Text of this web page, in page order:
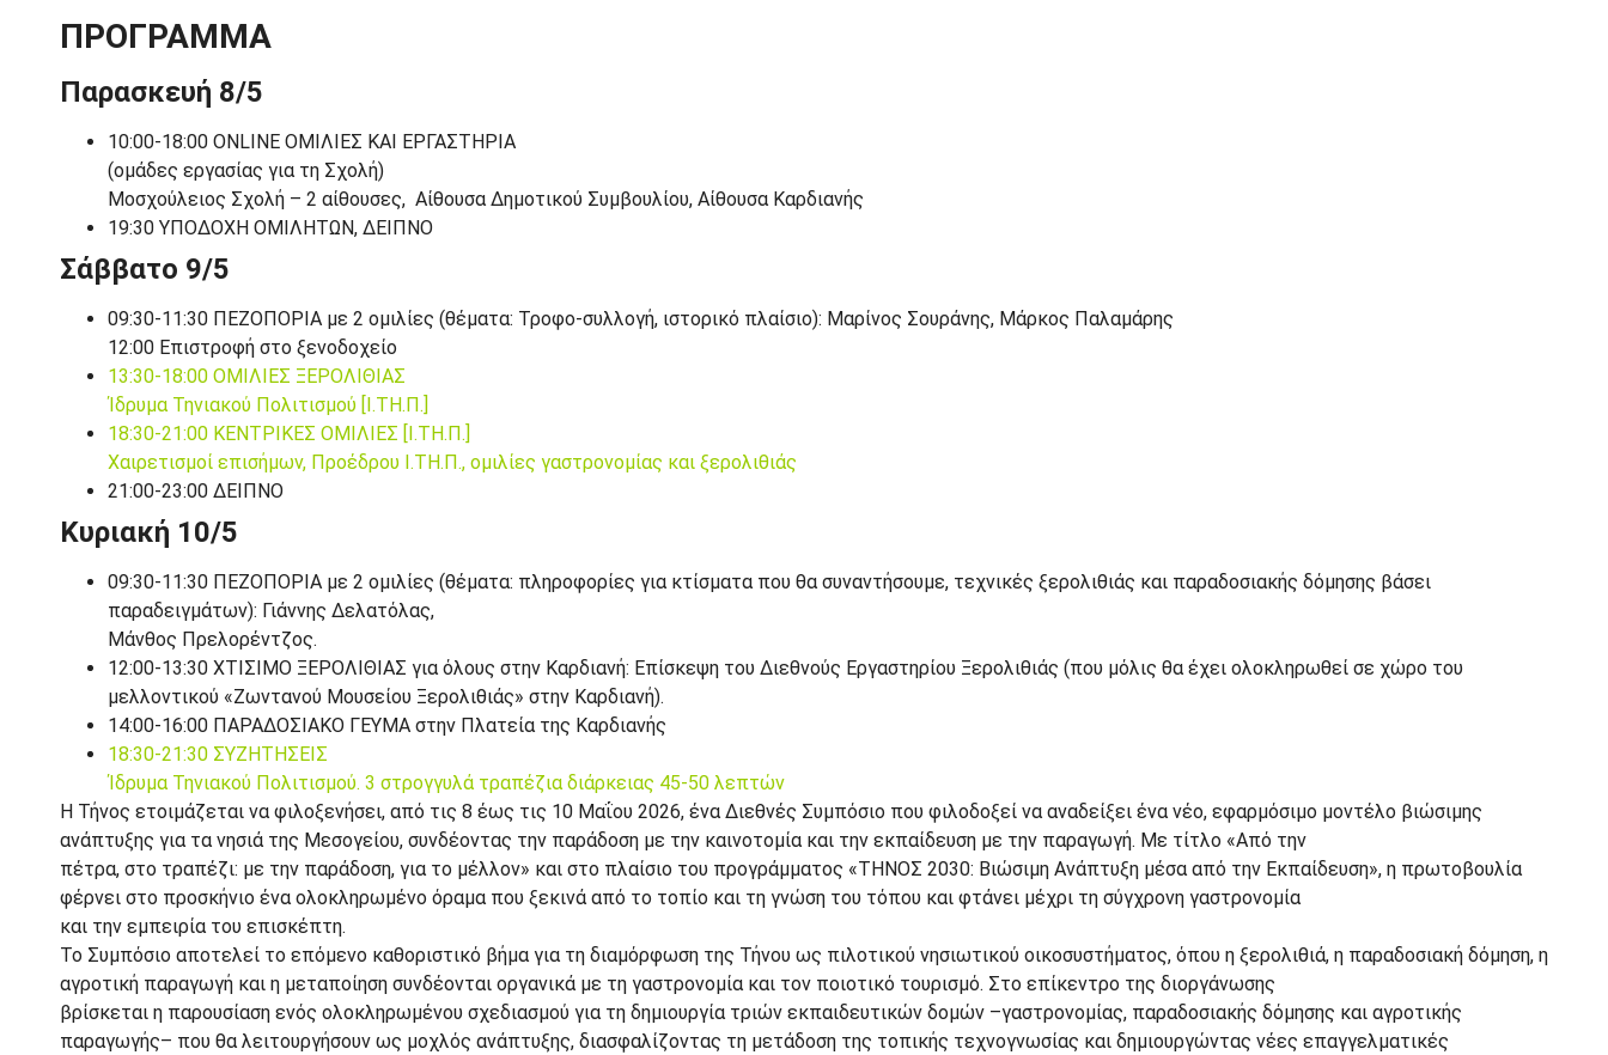
ΠΡΟΓΡΑΜΜΑ
Παρασκευή 8/5
10:00-18:00 ONLINE ΟΜΙΛΙΕΣ ΚΑΙ ΕΡΓΑΣΤΗΡΙΑ
(ομάδες εργασίας για τη Σχολή)
Μοσχούλειος Σχολή – 2 αίθουσες, Αίθουσα Δημοτικού Συμβουλίου, Αίθουσα Καρδιανής
19:30 ΥΠΟΔΟΧΗ ΟΜΙΛΗΤΩΝ, ΔΕΙΠΝΟ
Σάββατο 9/5
09:30-11:30 ΠΕΖΟΠΟΡΙΑ με 2 ομιλίες (θέματα: Τροφο-συλλογή, ιστορικό πλαίσιο): Μαρίνος Σουράνης, Μάρκος Παλαμάρης
12:00 Επιστροφή στο ξενοδοχείο
13:30-18:00 ΟΜΙΛΙΕΣ ΞΕΡΟΛΙΘΙΑΣ
Ίδρυμα Τηνιακού Πολιτισμού [Ι.ΤΗ.Π.]
18:30-21:00 ΚΕΝΤΡΙΚΕΣ ΟΜΙΛΙΕΣ [Ι.ΤΗ.Π.]
Χαιρετισμοί επισήμων, Προέδρου Ι.ΤΗ.Π., ομιλίες γαστρονομίας και ξερολιθιάς
21:00-23:00 ΔΕΙΠΝΟ
Κυριακή 10/5
09:30-11:30 ΠΕΖΟΠΟΡΙΑ με 2 ομιλίες (θέματα: πληροφορίες για κτίσματα που θα συναντήσουμε, τεχνικές ξερολιθιάς και παραδοσιακής δόμησης βάσει
παραδειγμάτων): Γιάννης Δελατόλας,
Μάνθος Πρελορέντζος.
12:00-13:30 ΧΤΙΣΙΜΟ ΞΕΡΟΛΙΘΙΑΣ για όλους στην Καρδιανή: Επίσκεψη του Διεθνούς Εργαστηρίου Ξερολιθιάς (που μόλις θα έχει ολοκληρωθεί σε χώρο του
μελλοντικού «Ζωντανού Μουσείου Ξερολιθιάς» στην Καρδιανή).
14:00-16:00 ΠΑΡΑΔΟΣΙΑΚΟ ΓΕΥΜΑ στην Πλατεία της Καρδιανής
18:30-21:30 ΣΥΖΗΤΗΣΕΙΣ
Ίδρυμα Τηνιακού Πολιτισμού. 3 στρογγυλά τραπέζια διάρκειας 45-50 λεπτών
Η Τήνος ετοιμάζεται να φιλοξενήσει, από τις 8 έως τις 10 Μαΐου 2026, ένα Διεθνές Συμπόσιο που φιλοδοξεί να αναδείξει ένα νέο, εφαρμόσιμο μοντέλο βιώσιμης
ανάπτυξης για τα νησιά της Μεσογείου, συνδέοντας την παράδοση με την καινοτομία και την εκπαίδευση με την παραγωγή. Με τίτλο «Από την
πέτρα, στο τραπέζι: με την παράδοση, για το μέλλον» και στο πλαίσιο του προγράμματος «ΤΗΝΟΣ 2030: Βιώσιμη Ανάπτυξη μέσα από την Εκπαίδευση», η πρωτοβουλία
φέρνει στο προσκήνιο ένα ολοκληρωμένο όραμα που ξεκινά από το τοπίο και τη γνώση του τόπου και φτάνει μέχρι τη σύγχρονη γαστρονομία
και την εμπειρία του επισκέπτη.
Το Συμπόσιο αποτελεί το επόμενο καθοριστικό βήμα για τη διαμόρφωση της Τήνου ως πιλοτικού νησιωτικού οικοσυστήματος, όπου η ξερολιθιά, η παραδοσιακή δόμηση, η
αγροτική παραγωγή και η μεταποίηση συνδέονται οργανικά με τη γαστρονομία και τον ποιοτικό τουρισμό. Στο επίκεντρο της διοργάνωσης
βρίσκεται η παρουσίαση ενός ολοκληρωμένου σχεδιασμού για τη δημιουργία τριών εκπαιδευτικών δομών –γαστρονομίας, παραδοσιακής δόμησης και αγροτικής
παραγωγής– που θα λειτουργήσουν ως μοχλός ανάπτυξης, διασφαλίζοντας τη μετάδοση της τοπικής τεχνογνωσίας και δημιουργώντας νέες επαγγελματικές